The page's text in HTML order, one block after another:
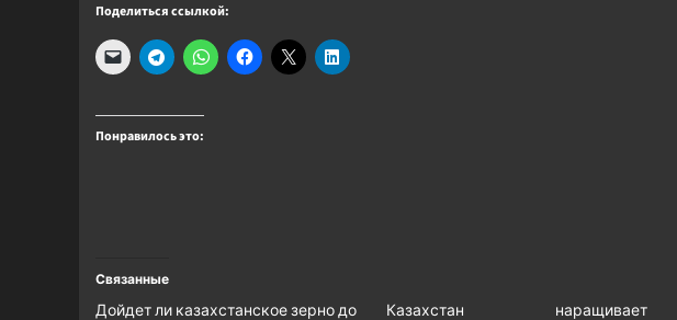
Поделиться ссылкой:
Понравилось это:
Связанные
Дойдет ли казахстанское зерно до
Казахстан наращивает